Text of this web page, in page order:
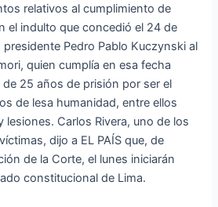
relativos al cumplimiento de
el indulto que concedió el 24 de
Pedro Pablo Kuczynski al
quien cumplía en esa fecha
25 años de prisión por ser el
de lesa humanidad, entre ellos
lesiones. Carlos Rivera, uno de los
dijo a EL PAÍS que, de
de la Corte, el lunes iniciarán
constitucional de Lima.